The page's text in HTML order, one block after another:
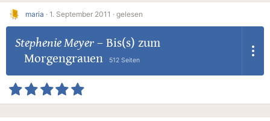
maria · 1. September 2011 · gelesen
Stephenie Meyer– Bis(s) zum
Morgengrauen
512 Seiten